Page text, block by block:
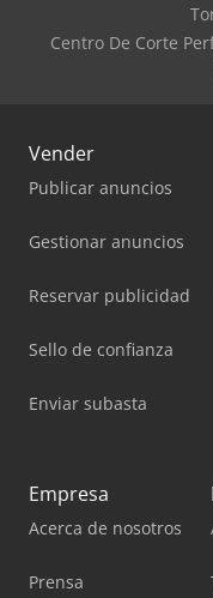
Centro De Corte
Vender
Publicar anuncios
Gestionar anuncios
Reservar publicidad
Sello de confianza
Enviar subasta
Empresa
Acerca de nosotros
Prensa